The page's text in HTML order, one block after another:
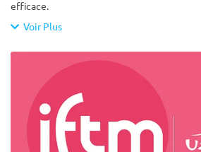
efficace.
Voir Plus